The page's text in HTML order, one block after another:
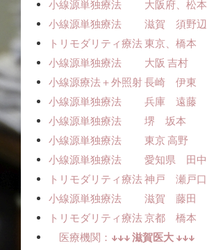
小線源単独療法 大阪府、松本
小線源単独療法 滋賀 須野辺
トリモダリティ療法 東京、橋本
小線源単独療法 大阪 吉村
小線源療法＋外照射 長崎 伊東
小線源単独療法 兵庫 遠藤
小線源単独療法 堺 坂本
小線源単独療法 東京 高野
小線源単独療法 愛知県 田中
トリモダリティ療法 神戸 瀬戸口
小線源単独療法 滋賀 藤田
トリモダリティ療法 京都 橋本
医療機関： ↓↓↓ 滋賀医大 ↓↓↓